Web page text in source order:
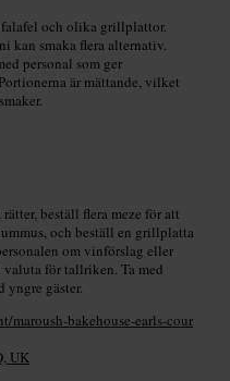
falafel och olika grillplattor.
kan smaka flera alternativ.
personal som ger
är mättande, vilket
beställ flera meze för att
och beställ en grillplatta
om vinförslag eller
valuta för tallriken. Ta med
gäster.
maroush-bakehouse-earls-cour
UK